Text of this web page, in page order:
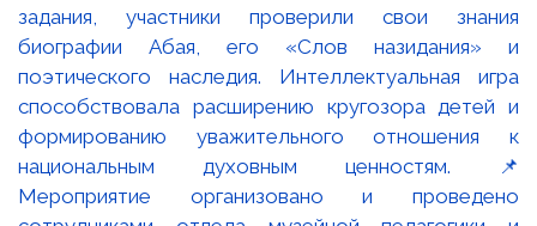
задания, участники проверили свои знания
биографии Абая, его «Слов назидания» и
поэтического наследия. Интеллектуальная игра
способствовала расширению кругозора детей и
формированию уважительного отношения к
национальным духовным ценностям. 📌
Мероприятие организовано и проведено